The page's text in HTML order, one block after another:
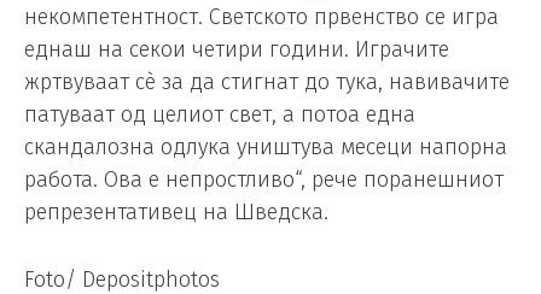
некомпетентност. Светското првенство се игра
еднаш на секои четири години. Играчите
жртвуваат сè за да стигнат до тука, навивачите
патуваат од целиот свет, а потоа една
скандалозна одлука уништува месеци напорна
работа. Ова е непростливо“, рече поранешниот
репрезентативец на Шведска.
Foto/ Depositphotos